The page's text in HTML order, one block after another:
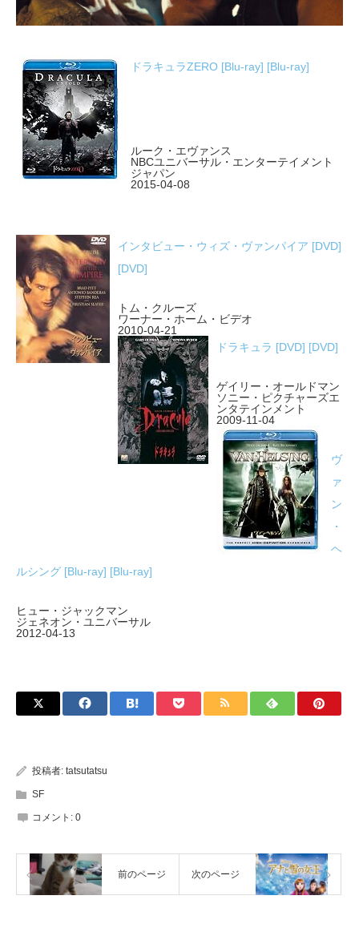
ドラキュラZERO [Blu-ray] [Blu-ray]
ルーク・エヴァンス
NBCユニバーサル・エンターテイメント
ジャパン
2015-04-08
インタビュー・ウィズ・ヴァンパイア [DVD]
[DVD]
トム・クルーズ
ワーナー・ホーム・ビデオ
2010-04-21
ドラキュラ [DVD] [DVD]
ゲイリー・オールドマン
ソニー・ピクチャーズエ
ンタテインメント
2009-11-04
ヴ
ァ
ン
・
ヘ
ルシング [Blu-ray] [Blu-ray]
ヒュー・ジャックマン
ジェネオン・ユニバーサル
2012-04-13
投稿者: tatsutatsu
SF
コメント: 0
前のページ 次のページ